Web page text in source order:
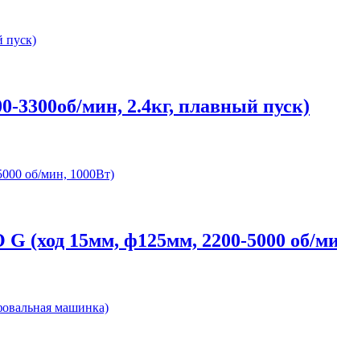
3300об/мин, 2.4кг, плавный пуск)
(ход 15мм, ф125мм, 2200-5000 об/